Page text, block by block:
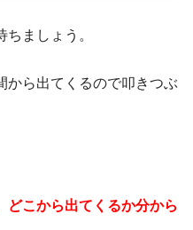
ましょう。
から出てくるので叩きつぶ
どこから出てくるか分から